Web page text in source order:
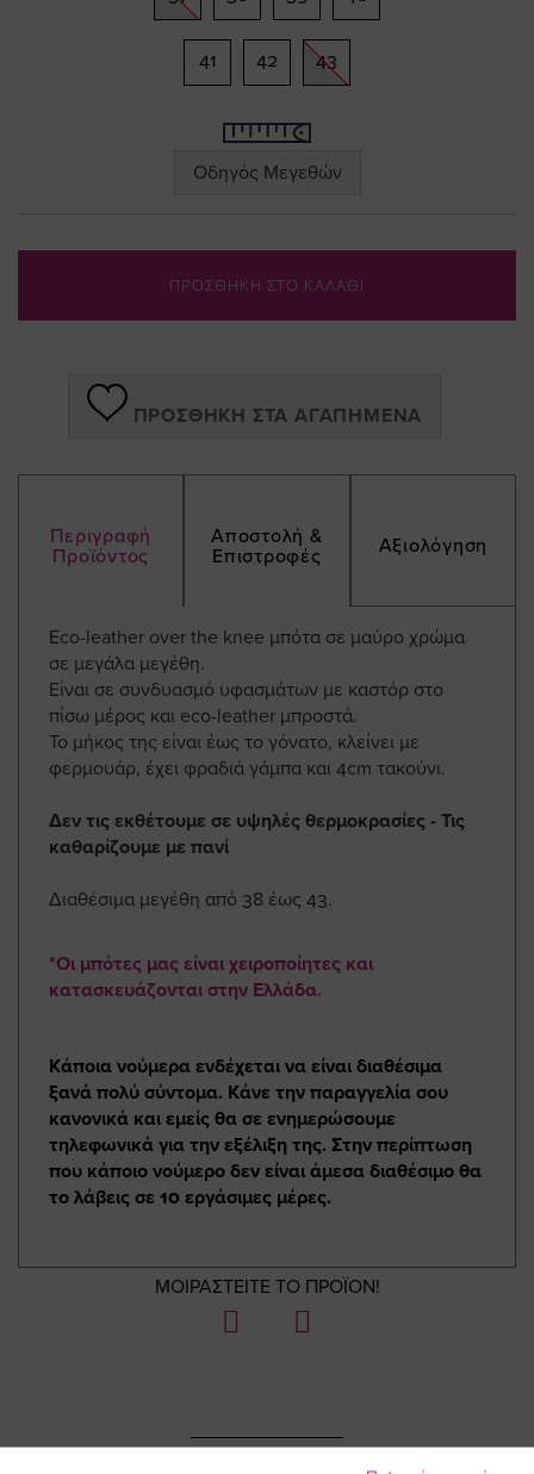
41 42 43
Οδηγός Μεγεθών
ΠΡΟΣΘΗΚΗ ΣΤΟ ΚΑΛΑΘΙ
ΠΡΟΣΘΉΚΗ ΣΤΑ ΑΓΑΠΗΜΈΝΑ
Περιγραφή
Προϊόντος
Αποστολή &
Επιστροφές
Αξιολόγηση
Eco-leather over the knee μπότα σε μαύρο χρώμα
σε μεγάλα μεγέθη.
Είναι σε συνδυασμό υφασμάτων με καστόρ στο
πίσω μέρος και eco-leather μπροστά.
Το μήκος της είναι έως το γόνατο, κλείνει με
φερμουάρ, έχει φραδιά γάμπα και 4cm τακούνι.
Δεν τις εκθέτουμε σε υψηλές θερμοκρασίες - Τις
καθαρίζουμε με πανί
Διαθέσιμα μεγέθη από 38 έως 43.
*Οι μπότες μας είναι χειροποίητες και
κατασκευάζονται στην Ελλάδα.
Κάποια νούμερα ενδέχεται να είναι διαθέσιμα
ξανά πολύ σύντομα. Κάνε την παραγγελία σου
κανονικά και εμείς θα σε ενημερώσουμε
τηλεφωνικά για την εξέλιξη της. Στην περίπτωση
που κάποιο νούμερο δεν είναι άμεσα διαθέσιμο θα
το λάβεις σε 10 εργάσιμες μέρες.
ΜΟΙΡΑΣΤΕΙΤΕ ΤΟ ΠΡΟΪΟΝ!